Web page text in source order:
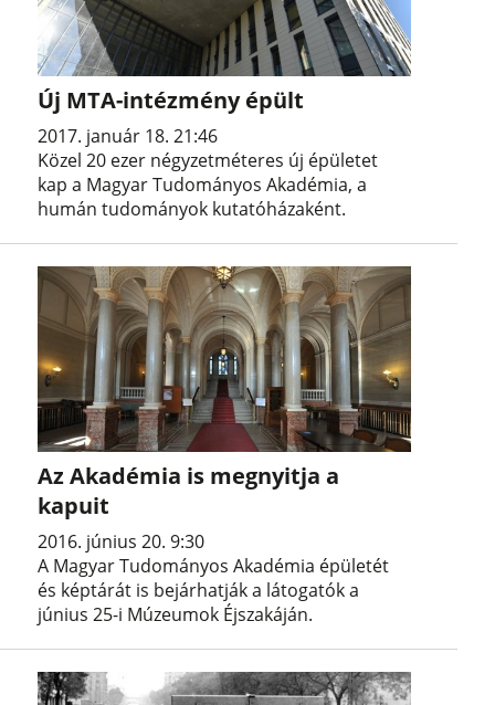
Új MTA-intézmény épült
2017. január 18. 21:46
Közel 20 ezer négyzetméteres új épületet
kap a Magyar Tudományos Akadémia, a
humán tudományok kutatóházaként.
Az Akadémia is megnyitja a
kapuit
2016. június 20. 9:30
A Magyar Tudományos Akadémia épületét
és képtárát is bejárhatják a látogatók a
június 25-i Múzeumok Éjszakáján.